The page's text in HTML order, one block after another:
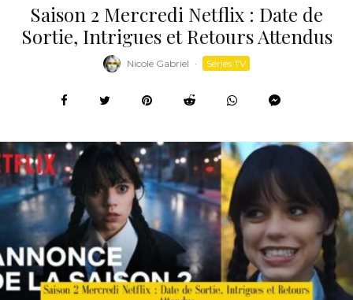
Saison 2 Mercredi Netflix : Date de
Sortie, Intrigues et Retours Attendus
Nicole Gabriel · Séries TV